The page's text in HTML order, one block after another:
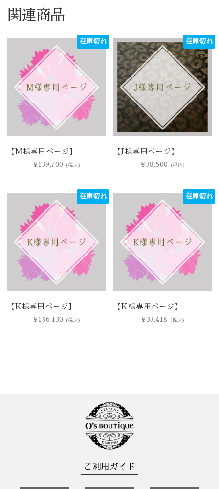
関連商品
【M様専用ページ】
在庫切れ
¥ 139,700 (税込)
【J様専用ページ】
在庫切れ
¥ 38,500 (税込)
【K様専用ページ】
在庫切れ
¥196,130 (税込)
【K様専用ページ】
在庫切れ
¥33,418 (税込)
ご利用ガイド